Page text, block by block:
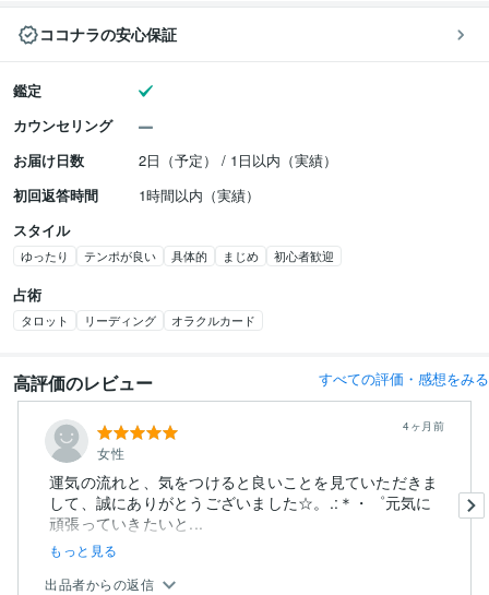
ココナラの安心保証
鑑定
カウンセリング
お届け日数
2日（予定） / 1日以内（実績）
初回返答時間
1時間以内（実績）
スタイル
ゆったり テンポが良い 具体的 まじめ 初心者歓迎
占術
タロット リーディング オラクルカード
高評価のレビュー すべての評価・感想をみる
女性
4ヶ月前
運気の流れと、気をつけると良いことを見ていただきま
して、誠にありがとうございました☆。.:＊・゜元気に
頑張っていきたいと...
もっと見る
出品者からの返信